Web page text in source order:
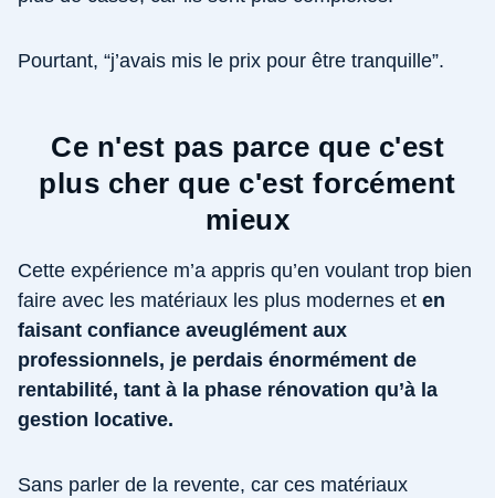
Pourtant, “j’avais mis le prix pour être tranquille”.
Ce n'est pas parce que c'est
plus cher que c'est forcément
mieux
Cette expérience m’a appris qu’en voulant trop bien
faire avec les matériaux les plus modernes et en
faisant confiance aveuglément aux
professionnels, je perdais énormément de
rentabilité, tant à la phase rénovation qu’à la
gestion locative.
Sans parler de la revente, car ces matériaux